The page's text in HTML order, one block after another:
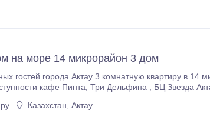
на море 14 микрорайон 3 дом
гостей города Актау 3 комнатную квартиру в 14
Пинта, Три Дельфина , БЦ Звезда Актау, Сбербанк, Акимат
Казахстан, Актау